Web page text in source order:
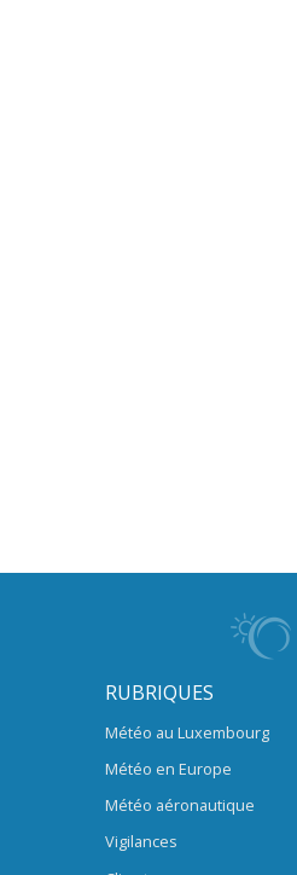
RUBRIQUES
Météo au Luxembourg
Météo en Europe
Météo aéronautique
Vigilances